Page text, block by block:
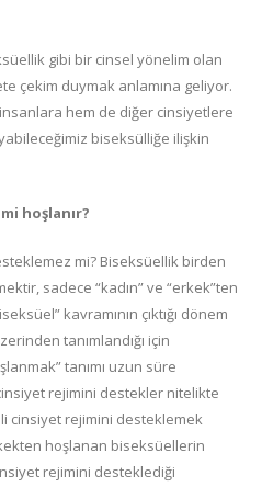
gibi bir cinsel yönelim olan
çekim duymak anlamına geliyor.
hem de diğer cinsiyetlere
biseksülliğe ilişkin
hoşlanır?
mi? Biseksüellik birden
sadece “kadın” ve “erkek”ten
kavramının çıktığı dönem
tanımlandığı için
tanımı uzun süre
cinsiyet rejimini destekler nitelikte
cinsiyet rejimini desteklemek
hoşlanan biseksüellerin
rejimini desteklediği